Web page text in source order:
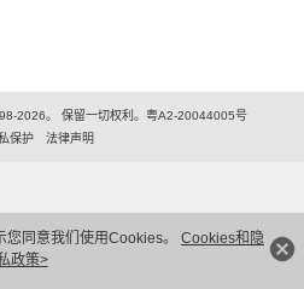
同意我们使用Cookies。 Cookies和隐
政策>
2026。 保留一切权利。粤A2-20044005号
保护
法律声明